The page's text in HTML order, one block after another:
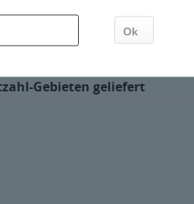
und werden dann direkt
Gebieten geliefert